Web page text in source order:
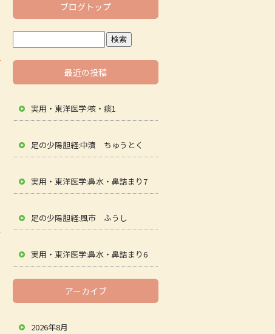
ブログトップ
最近の投稿
実用・東洋医学:咳・痰1
足の少陽胆経:中瀆 ちゅうとく
実用・東洋医学:鼻水・鼻詰まり7
足の少陽胆経:風市 ふうし
実用・東洋医学:鼻水・鼻詰まり6
アーカイブ
2026年8月